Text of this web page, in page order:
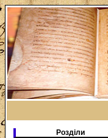
Розділи